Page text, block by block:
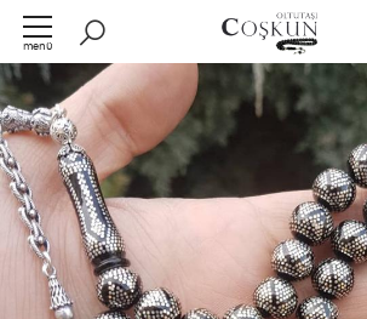
menü